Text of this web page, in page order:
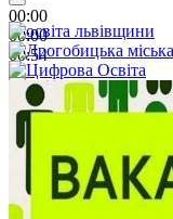
00:00
00:00
00:54